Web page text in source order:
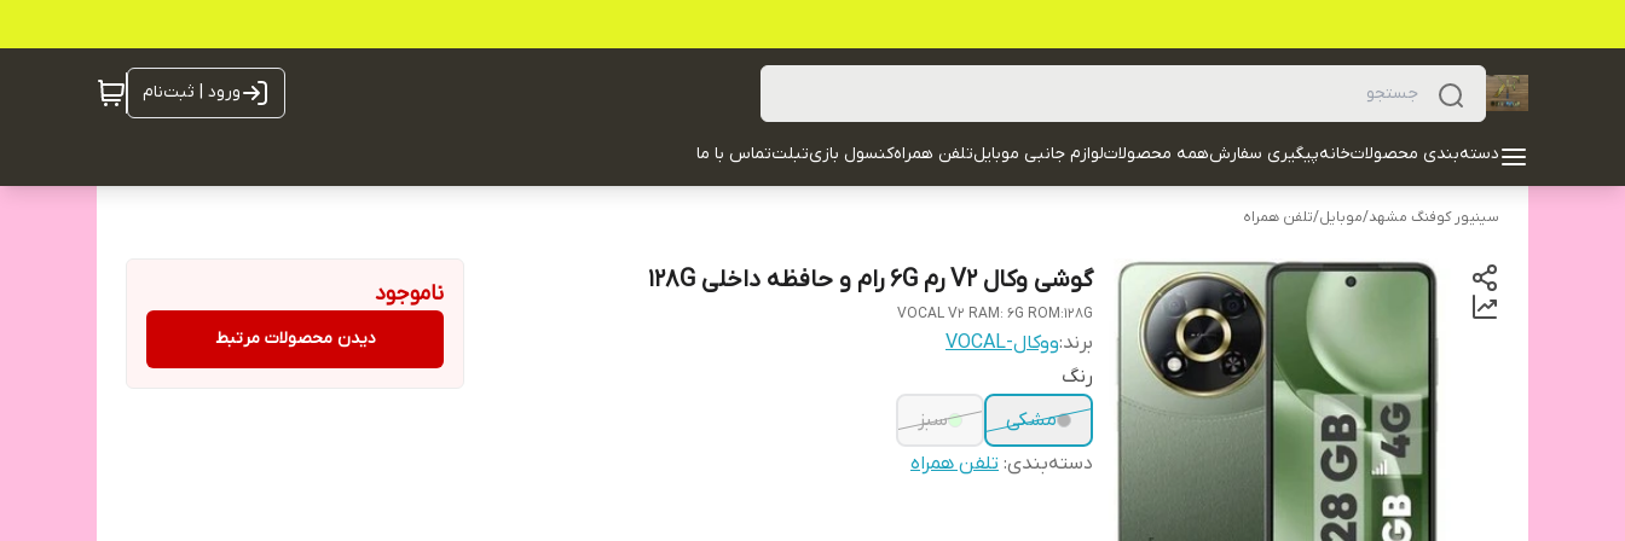
ورود | ثبت‌نام
دسته‌بندی محصولاتخانهپیگیری سفارشهمه محصولاتلوازم جانبی موبایلتلفن همراهکنسول بازیتبلتتماس با ما
سینیور کوفنگ مشهد/موبایل/تلفن همراه
گوشی وکال V2 رم 6G رام و حافظه داخلی 128G
VOCAL V2 RAM: 6G ROM:128G
برند:ووکال-VOCAL
رنگ
مشکی
سبز
دسته‌بندی: تلفن همراه
ناموجود
دیدن محصولات مرتبط